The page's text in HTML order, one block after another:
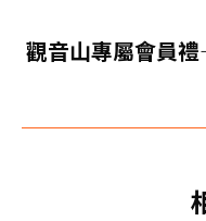
觀音山專屬會員